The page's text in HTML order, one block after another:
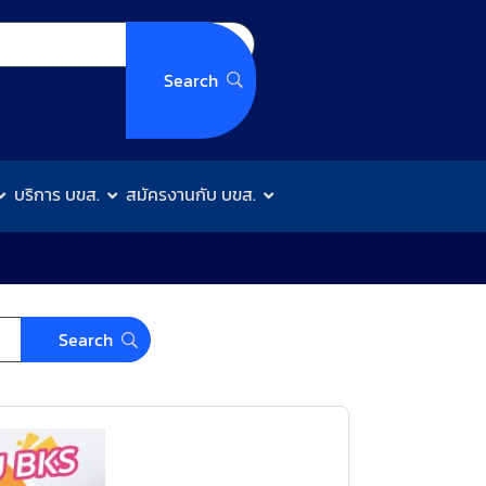
บริการ บขส. สมัครงานกับ บขส.